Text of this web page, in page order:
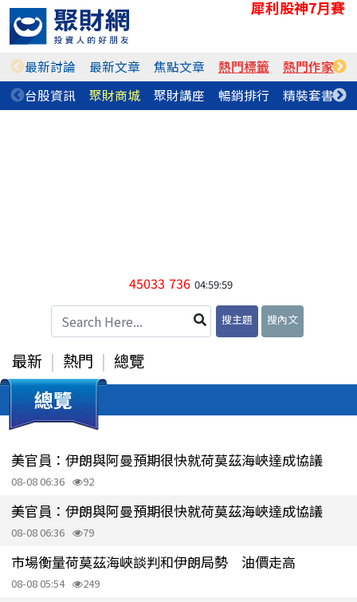
犀利股神7月賽
最新討論 最新文章 焦點文章 熱門標籤 熱門作家
台股資訊
聚財商城 聚財講座 暢銷排行 精裝套書
45033 736 04:59:59
搜主題 搜內文
最新 熱門 總覽
總覽
美官員：伊朗與阿曼預期很快就荷莫茲海峽達成協議
08-08 06:36 92
美官員：伊朗與阿曼預期很快就荷莫茲海峽達成協議
08-08 06:36 79
市場衡量荷莫茲海峽談判和伊朗局勢 油價走高
08-08 05:54 249